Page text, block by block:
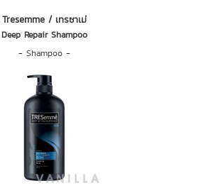
Tresemme / เทรซาเม่
Deep Repair Shampoo
-Shampoo -